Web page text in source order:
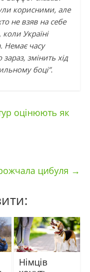
корисними, але
не взяв на себе
коли Україні
Немає часу
змінить хід
боці”.
оцінюють як
цибуля →
Німців